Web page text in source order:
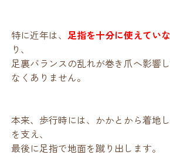
特に近年は、 足指を十分に使えてい
り、
足裏バランスの乱れが巻き爪へ影響
なくありません。
本来、歩行時には、かかとから着地
を支え、
最後に足指で地面を蹴り出します。